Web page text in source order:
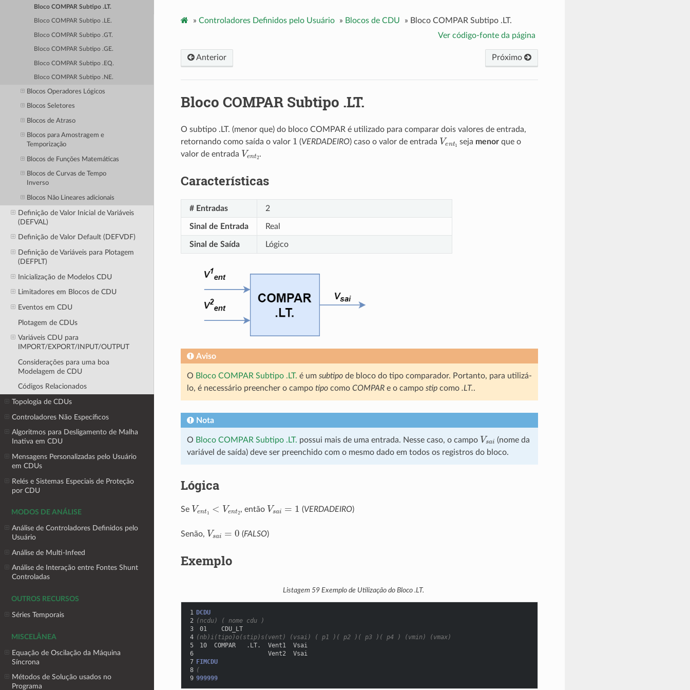
Bloco COMPAR Subtipo .LT.
Bloco COMPAR Subtipo .LE.
Bloco COMPAR Subtipo .GT.
Bloco COMPAR Subtipo .GE.
Bloco COMPAR Subtipo .EQ.
Bloco COMPAR Subtipo .NE.
Blocos Operadores Lógicos
Blocos Seletores
Blocos de Atraso
Blocos para Amostragem e
Temporização
Blocos de Funções Matemáticas
Blocos de Curvas de Tempo
Inverso
Blocos Não Lineares adicionais
Definição de Valor Inicial de Variáveis
(DEFVAL)
Definição de Valor Default (DEFVDF)
Definição de Variáveis para Plotagem
(DEFPLT)
Inicialização de Modelos CDU
Limitadores em Blocos de CDU
Eventos em CDU
Plotagem de CDUs
Variáveis CDU para
IMPORT/EXPORT/INPUT/OUTPUT
Considerações para uma boa
Modelagem de CDU
Códigos Relacionados
Topologia de CDUs
Controladores Não Específicos
Algoritmos para Desligamento de Malha
Inativa em CDU
Mensagens Personalizadas pelo Usuário
em CDUs
Relés e Sistemas Especiais de Proteção
por CDU
MODOS DE ANÁLISE
Análise de Controladores Definidos pelo
Usuário
Análise de Multi-Infeed
Análise de Interação entre Fontes Shunt
Controladas
OUTROS RECURSOS
Séries Temporais
MISCELÂNEA
Equação de Oscilação da Máquina
Síncrona
Métodos de Solução usados no
Programa
» Controladores Definidos pelo Usuário » Blocos de CDU » Bloco COMPAR Subtipo .LT.
Ver código-fonte da página
Próximo
Anterior
Bloco COMPAR Subtipo .LT.
O subtipo .LT. (menor que) do bloco COMPAR é utilizado para comparar dois valores de entrada,
retornando como saída o valor 1 (VERDADEIRO) caso o valor de entrada Ve seja menor que o
valor de entrada Ve .
Características
# Entradas 2
Sinal de Entrada Real
Sinal de Saída Lógico
Aviso
O Bloco COMPAR Subtipo .LT. é um subtipode bloco do tipo comparador. Portanto, para utilizá-
lo, é necessário preencher o campo tipocomo COMPARe o campo stipcomo .LT..
Nota
O Bloco COMPAR Subtipo .LT. possui mais de uma entrada. Nesse caso, o campo Vs
(nome da
variável de saída) deve ser preenchido com o mesmo dado em todos os registros do bloco.
Lógica
Se Ve <Ve , então Vs 1 (VERDADEIRO)
Senão, Vs 0 (FALSO)
Exemplo
Listagem 59 Exemplo de Utilização do Bloco .LT.
1 DCDU
2 (ncdu) ( nome cdu )
3
01    CDU_LT
4 (nb)i(tipo)o(stip)s(vent) (vsai) ( p1 )( p2 )( p3 )( p4 ) (vmin) (vmax)
5
10  COMPAR   .LT.  Vent1  Vsai
6
                    Vent2  Vsai
7 FIMCDU
8 (
9 999999